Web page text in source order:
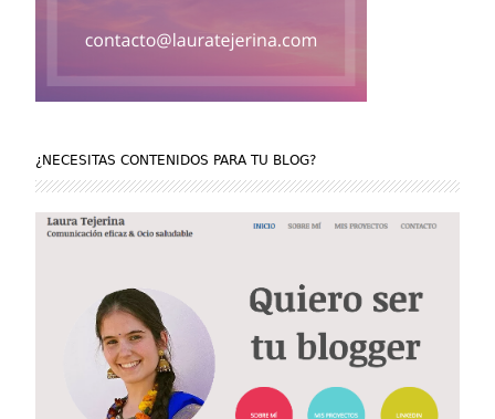
¿NECESITAS CONTENIDOS PARA TU BLOG?